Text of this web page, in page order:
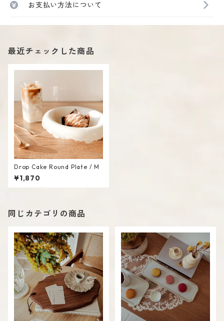
お支払い方法について
最近チェックした商品
Drop Cake Round Plate / M
¥1,870
同じカテゴリの商品